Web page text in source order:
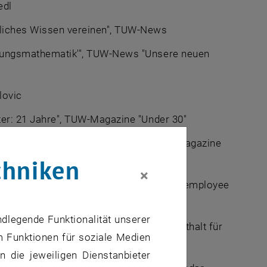
Wissen vereinen", TUW-News
TUW-News "Unsere neuen
21 Jahre", TUW-Magazine "Under 30"
- CTO, Alter 26 Jahre", TUW-Magazine
15 months research stay for TU Wien employee
15 Monate Forschungsaufenthalt für
×
Funktionalität unserer
Funktionen für soziale Medien
die jeweiligen Dienstanbieter